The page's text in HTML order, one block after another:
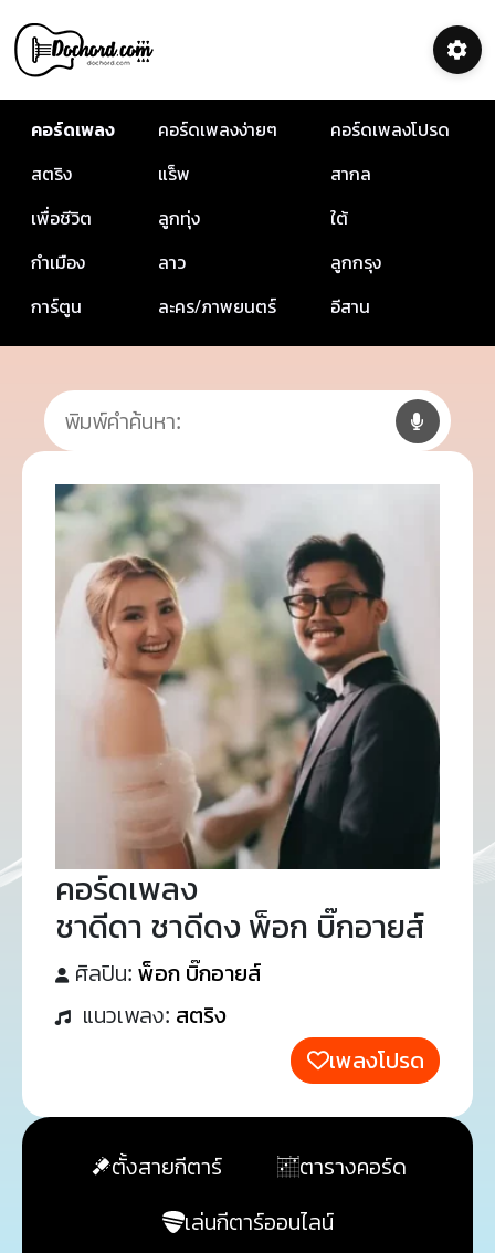
คอร์ดเพลง คอร์ดเพลงง่ายๆ
คอร์ดเพลงโปรด
สตริง
แร็พ
สากล
เพื่อชีวิต
ลูกทุ่ง
ใต้
กำเมือง
ลาว
ลูกกรุง
การ์ตูน
ละคร/ภาพยนตร์ อีสาน
คอร์ดเพลง
ชาดีดา ชาดีดง พ็อก บิ๊กอายส์
ศิลปิน: พ็อก บิ๊กอายส์
แนวเพลง: สตริง
เพลงโปรด
ตั้งสายกีตาร์
ตารางคอร์ด
เล่นกีตาร์ออนไลน์